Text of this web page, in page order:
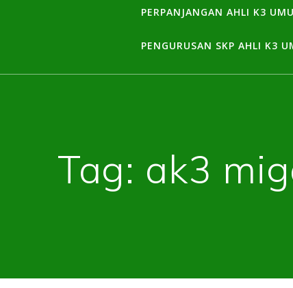
PERPANJANGAN AHLI K3
PENGURUSAN SKP AHLI K3
Tag: ak3